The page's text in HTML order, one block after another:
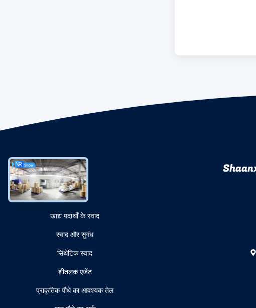
श्रेणियाँ
खाद्य पदार्थों के स्वाद
स्वाद और सुगंध
सिंथेटिक स्वाद
शीतलक एजेंट
प्राकृतिक पौधे का आवश्यक तेल